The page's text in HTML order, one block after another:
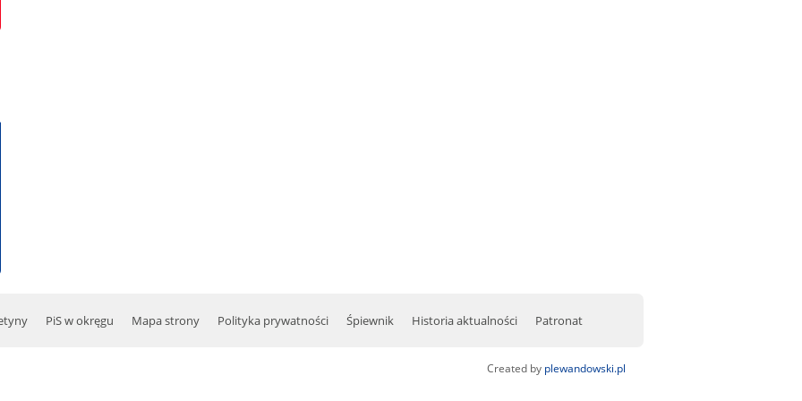
PiS w okręgu Mapa strony Polityka prywatności Śpiewnik Historia aktualności Patronat
Created by plewandowski.pl